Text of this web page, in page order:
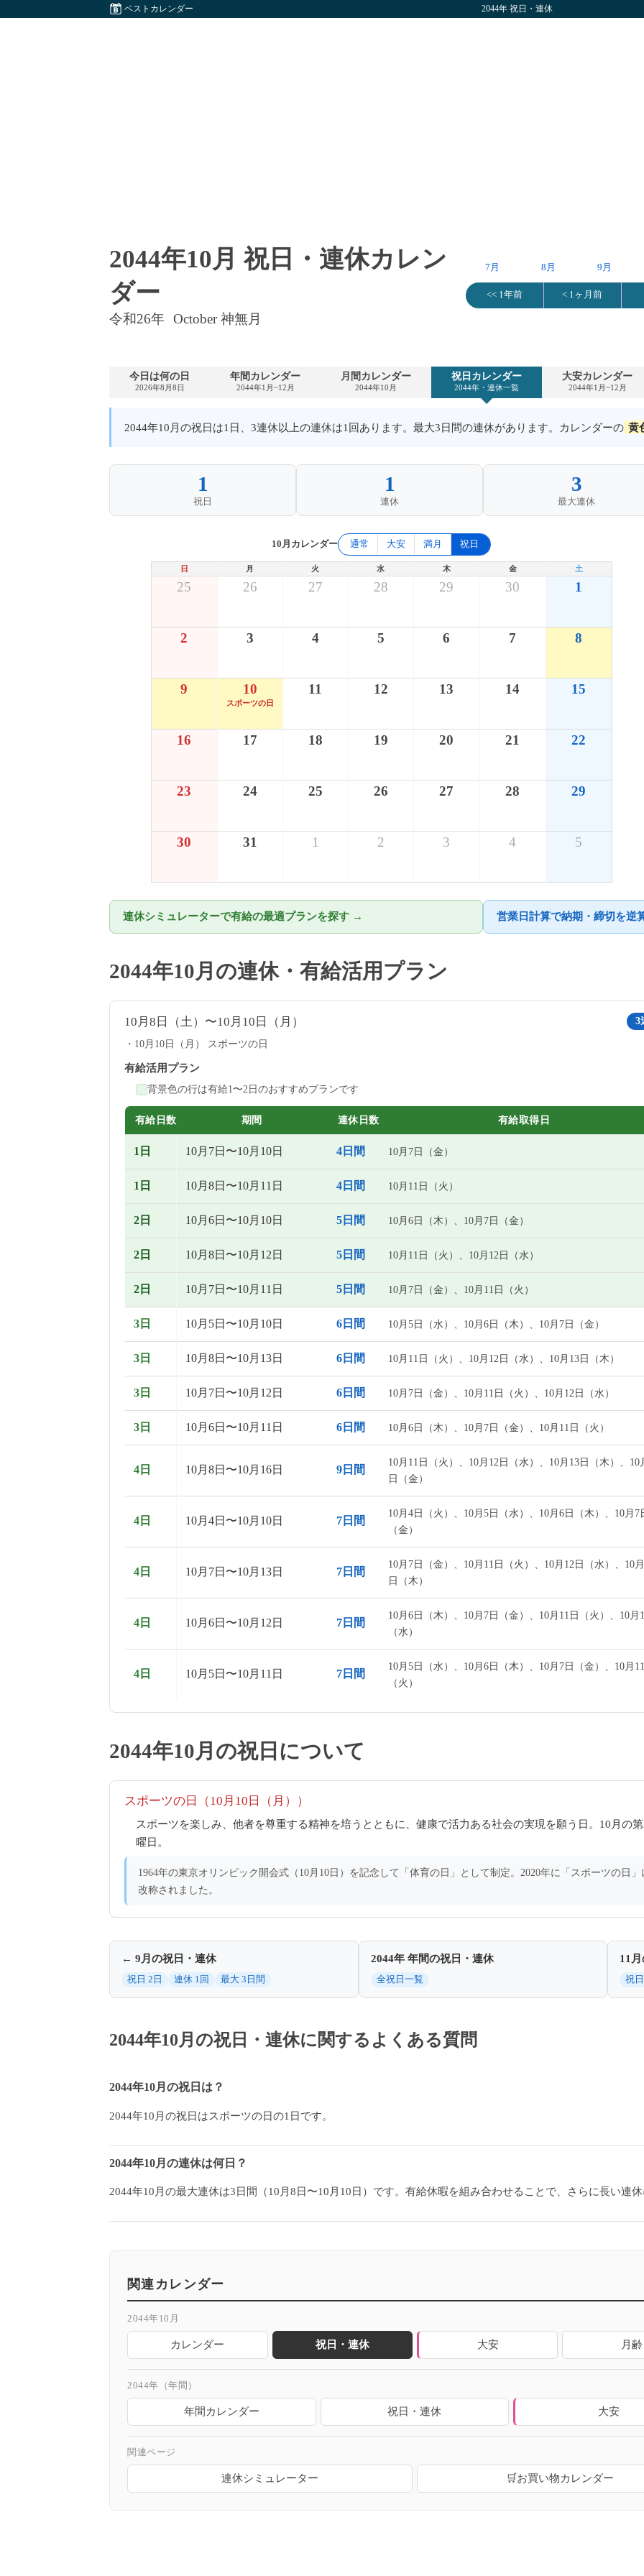
ベストカレンダー 2044年 祝日・連休
2044年10月 祝日・連休カレン
ダー
令和26年 October 神無月
7月 8月 9月
<< 1年前 < 1ヶ月前
今日は何の日
2026年8月8日
年間カレンダー
2044年1月~12月
月間カレンダー
2044年10月
祝日カレンダー
2044年・連休一覧
大安カレンダー
2044年1月~12月
2044年10月の祝日は1日、3連休以上の連休は1回あります。最大3日間の連休があります。カレンダーの 黄
1
祝日
1
連休
3
最大連休
10月カレンダー 通常 大安 満月 祝日
日 月 火 水 木 金 土
25 26 27 28 29 30 1
2 3 4 5 6 7 8
9 10
スポーツの日
11 12 13 14 15
16 17 18 19 20 21 22
23 24 25 26 27 28 29
30 31 1 2 3 4 5
連休シミュレーターで有給の最適プランを探す → 営業日計算で納期・締切を逆
2044年10月の連休・有給活用プラン
10月8日（土）〜10月10日（月） 3
10月10日（月） スポーツの日
有給活用プラン
背景色の行は有給1〜2日のおすすめプランです
有給日数 期間 連休日数 有給取得日
1日 10月7日〜10月10日 4日間 10月7日（金）
1日 10月8日〜10月11日 4日間 10月11日（火）
2日 10月6日〜10月10日 5日間 10月6日（木）、10月7日（金）
2日 10月8日〜10月12日 5日間 10月11日（火）、10月12日（水）
2日 10月7日〜10月11日 5日間 10月7日（金）、10月11日（火）
3日 10月5日〜10月10日 6日間 10月5日（水）、10月6日（木）、10月7日（金）
3日 10月8日〜10月13日 6日間 10月11日（火）、10月12日（水）、10月13日（木）
3日 10月7日〜10月12日 6日間 10月7日（金）、10月11日（火）、10月12日（水）
3日 10月6日〜10月11日 6日間 10月6日（木）、10月7日（金）、10月11日（火）
4日 10月8日〜10月16日 9日間
10月11日（火）、10月12日（水）、10月13日（木）、10
日（金）
4日 10月4日〜10月10日 7日間
10月4日（火）、10月5日（水）、10月6日（木）、10月7
（金）
4日 10月7日〜10月13日 7日間
10月7日（金）、10月11日（火）、10月12日（水）、10
日（木）
4日 10月6日〜10月12日 7日間
10月6日（木）、10月7日（金）、10月11日（火）、10月
（水）
4日 10月5日〜10月11日 7日間
10月5日（水）、10月6日（木）、10月7日（金）、10月
（火）
2044年10月の祝日について
スポーツの日（10月10日（月））
スポーツを楽しみ、他者を尊重する精神を培うとともに、健康で活力ある社会の実現を願う日。10月の
曜日。
1964年の東京オリンピック開会式（10月10日）を記念して「体育の日」として制定。2020年に「スポーツの日」
改称されました。
← 9月の祝日・連休
祝日 2日 連休 1回 最大 3日間
2044年 年間の祝日・連休
全祝日一覧
11
祝
2044年10月の祝日・連休に関するよくある質問
2044年10月の祝日は？
2044年10月の祝日はスポーツの日の1日です。
2044年10月の連休は何日？
2044年10月の最大連休は3日間（10月8日〜10月10日）です。有給休暇を組み合わせることで、さらに長い連
関連カレンダー
2044年10月
カレンダー 祝日・連休 大安 月齢
2044年（年間）
年間カレンダー 祝日・連休 大安
関連ページ
連休シミュレーター 🛒お買い物カレンダー